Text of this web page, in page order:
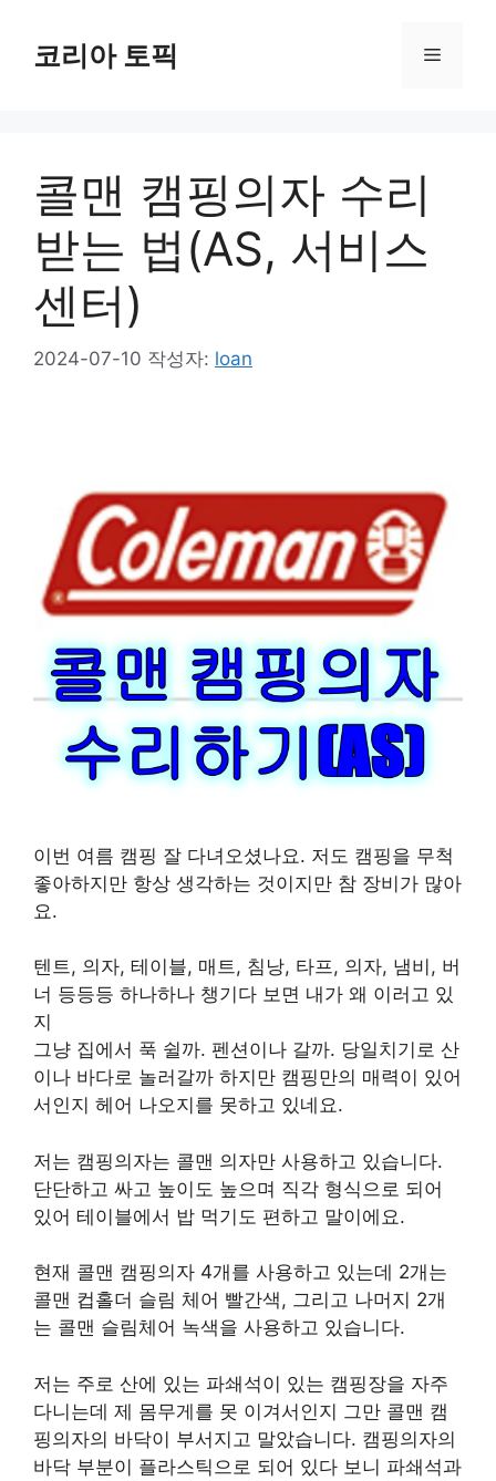
코리아 토픽 메
콜맨 캠핑의자 수리
받는 법(AS, 서비스
센터)
2024-07-10 작성자: loan
이번 여름 캠핑 잘 다녀오셨나요. 저도 캠핑을 무척
좋아하지만 항상 생각하는 것이지만 참 장비가 많아
요.
텐트, 의자, 테이블, 매트, 침낭, 타프, 의자, 냄비, 버
너 등등등 하나하나 챙기다 보면 내가 왜 이러고 있
지
그냥 집에서 푹 쉴까. 펜션이나 갈까. 당일치기로 산
이나 바다로 놀러갈까 하지만 캠핑만의 매력이 있어
서인지 헤어 나오지를 못하고 있네요.
저는 캠핑의자는 콜맨 의자만 사용하고 있습니다.
단단하고 싸고 높이도 높으며 직각 형식으로 되어
있어 테이블에서 밥 먹기도 편하고 말이에요.
현재 콜맨 캠핑의자 4개를 사용하고 있는데 2개는
콜맨 컵홀더 슬림 체어 빨간색, 그리고 나머지 2개
는 콜맨 슬림체어 녹색을 사용하고 있습니다.
저는 주로 산에 있는 파쇄석이 있는 캠핑장을 자주
다니는데 제 몸무게를 못 이겨서인지 그만 콜맨 캠
핑의자의 바닥이 부서지고 말았습니다. 캠핑의자의
바닥 부분이 플라스틱으로 되어 있다 보니 파쇄석과